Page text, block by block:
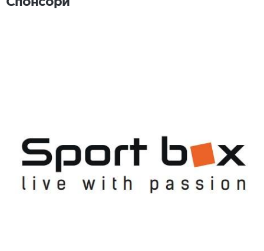
Спонсори